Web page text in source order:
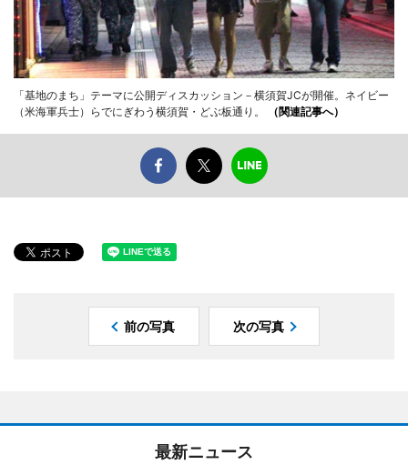
「基地のまち」テーマに公開ディスカッション－横須賀JCが開催。ネイビー
（米海軍兵士）らでにぎわう横須賀・どぶ板通り。
（関連記事へ）
前の写真 次の写真
最新ニュース